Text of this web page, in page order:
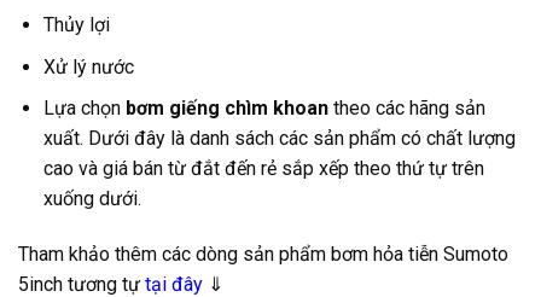
Thủy lợi
Xử lý nước
Lựa chọnbơm giếng chìm khoantheo các hãng sản
xuất. Dưới đây là danh sách các sản phẩm có chất lượng
cao và giá bán từ đắt đến rẻ sắp xếp theo thứ tự trên
xuống dưới.
Tham khảo thêm các dòng sản phẩm bơm hỏa tiễn Sumoto
5inch tương tự tại đây ⇓